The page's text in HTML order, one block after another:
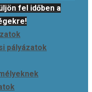
fel időben a
pályázatok